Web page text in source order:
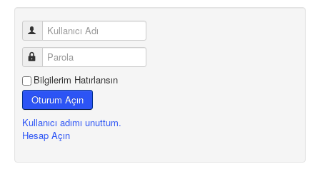
Bilgilerim Hatırlansın
Oturum Açın
Kullanıcı adımı unuttum.
Hesap Açın